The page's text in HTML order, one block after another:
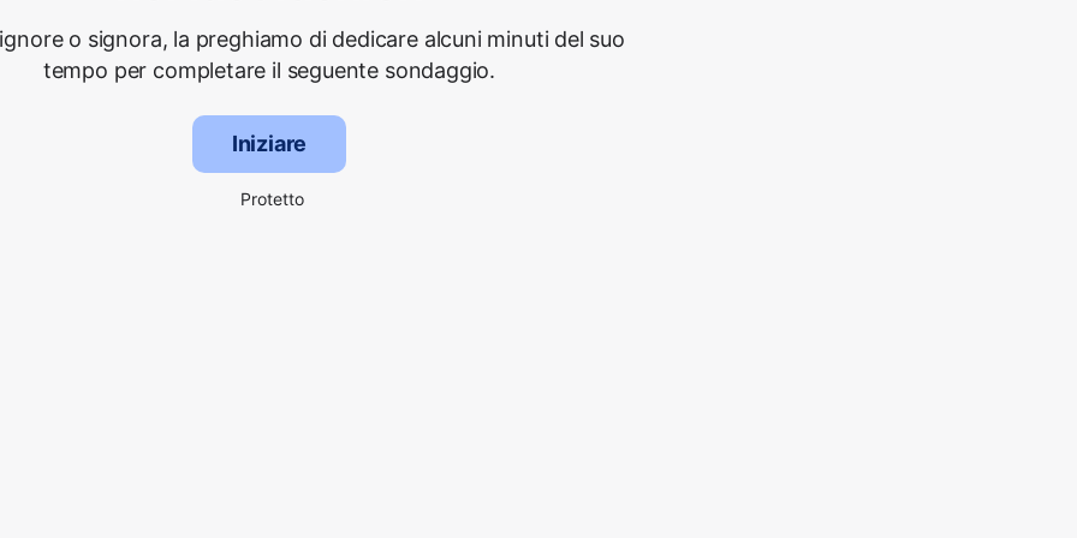
o signora, la preghiamo di dedicare alcuni minuti del suo
tempo per completare il seguente sondaggio.
Iniziare
Protetto